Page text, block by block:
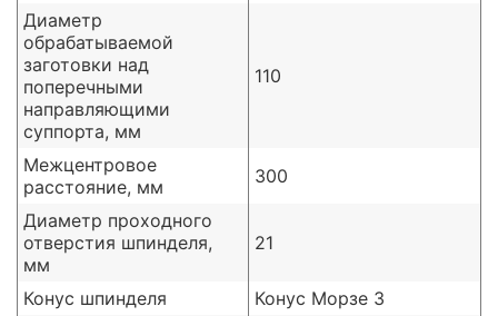
Диаметр
обрабатываемой
заготовки над
поперечными
направляющими
суппорта, мм
110
Межцентровое
расстояние, мм
300
Диаметр проходного
отверстия шпинделя,
мм
21
Конус шпинделя
Конус Морзе 3